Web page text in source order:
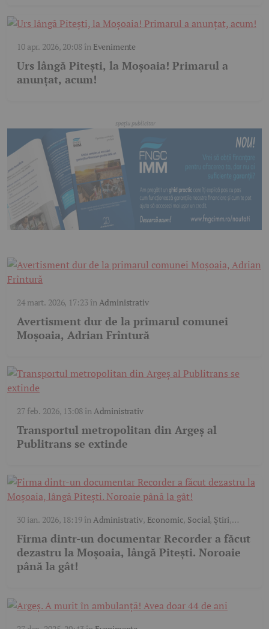
10 apr. 2026, 20:08în Evenimente
Urs lângă Pitești, la Moșoaia! Primarul a
anunțat, acum!
24 mart. 2026, 17:23înAdministrativ
Avertisment dur de la primarul comunei
Moșoaia, Adrian Frîntură
27 feb. 2026, 13:08înAdministrativ
Transportul metropolitan din Argeș al
Publitrans se extinde
30 ian. 2026, 18:19înAdministrativ, Economic, Social, Știri,
Video
Firma dintr-un documentar Recorder a făcut
dezastru la Moșoaia, lângă Pitești. Noroaie
până la gât!